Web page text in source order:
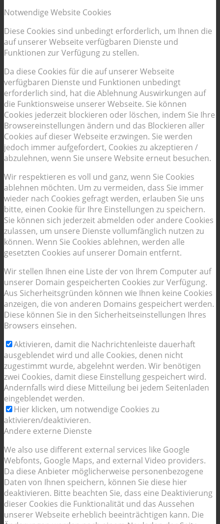
Notwendige Website Cookies
Diese Cookies sind unbedingt erforderlich, um Ihnen die
auf unserer Webseite verfügbaren Dienste und
Funktionen zur Verfügung zu stellen.
Da diese Cookies für die auf unserer Webseite
verfügbaren Dienste und Funktionen unbedingt
erforderlich sind, hat die Ablehnung Auswirkungen auf
die Funktionsweise unserer Webseite. Sie können
Cookies jederzeit blockieren oder löschen, indem Sie Ihre
Browsereinstellungen ändern und das Blockieren aller
Cookies auf dieser Webseite erzwingen. Sie werden
jedoch immer aufgefordert, Cookies zu akzeptieren /
abzulehnen, wenn Sie unsere Website erneut besuchen.
Wir respektieren es voll und ganz, wenn Sie Cookies
ablehnen möchten. Um zu vermeiden, dass Sie immer
wieder nach Cookies gefragt werden, erlauben Sie uns
bitte, einen Cookie für Ihre Einstellungen zu speichern.
Sie können sich jederzeit abmelden oder andere Cookies
zulassen, um unsere Dienste vollumfänglich nutzen zu
können. Wenn Sie Cookies ablehnen, werden alle
gesetzten Cookies auf unserer Domain entfernt.
Wir stellen Ihnen eine Liste der von Ihrem Computer auf
unserer Domain gespeicherten Cookies zur Verfügung.
Aus Sicherheitsgründen können wie Ihnen keine Cookies
anzeigen, die von anderen Domains gespeichert werden.
Diese können Sie in den Sicherheitseinstellungen Ihres
Browsers einsehen.
Aktivieren, damit die Nachrichtenleiste dauerhaft
ausgeblendet wird und alle Cookies, denen nicht
zugestimmt wurde, abgelehnt werden. Wir benötigen
zwei Cookies, damit diese Einstellung gespeichert wird.
Andernfalls wird diese Mitteilung bei jedem Seitenladen
eingeblendet werden.
Hier klicken, um notwendige Cookies zu
aktivieren/deaktivieren.
Andere externe Dienste
We also use different external services like Google
Webfonts, Google Maps, and external Video providers.
Da diese Anbieter möglicherweise personenbezogene
Daten von Ihnen speichern, können Sie diese hier
deaktivieren. Bitte beachten Sie, dass eine Deaktivierung
dieser Cookies die Funktionalität und das Aussehen
unserer Webseite erheblich beeinträchtigen kann. Die